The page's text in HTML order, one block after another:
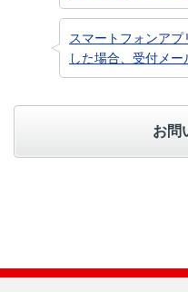
スマートフォンア
した場合、受付メー
お問